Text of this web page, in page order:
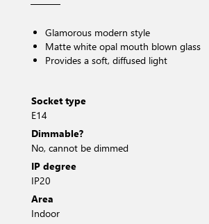
Glamorous modern style
Matte white opal mouth blown glass
Provides a soft, diffused light
Socket type
E14
Dimmable?
No, cannot be dimmed
IP degree
IP20
Area
Indoor